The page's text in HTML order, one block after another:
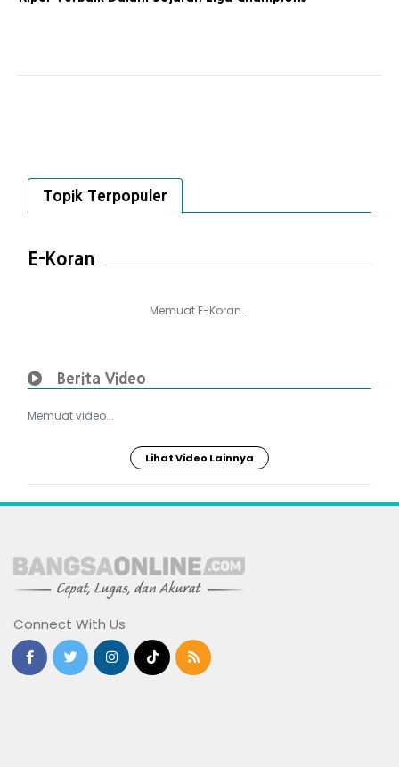
Topik Terpopuler
E-Koran
Memuat E-Koran...
Berita Video
Memuat video...
Lihat Video Lainnya
Connect With Us